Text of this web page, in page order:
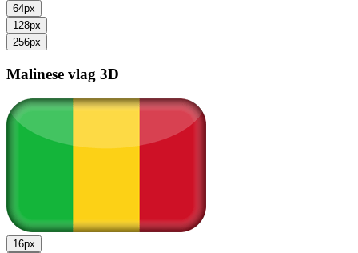
64px
128px
256px
Malinese vlag 3D
16px